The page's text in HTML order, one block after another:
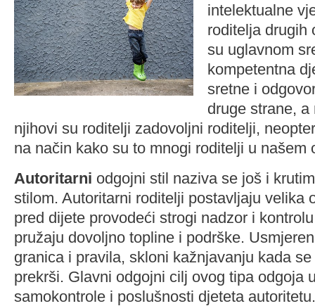
intelektualne
roditelja drugih
su uglavnom
kompetentna
sretne i
druge strane,
njihovi su roditelji zadovoljni roditelji,
na način kako su to mnogi roditelji u našem
Autoritarni odgojni stil naziva se još i
stilom. Autoritarni roditelji postavljaju velika
pred dijete provodeći strogi nadzor i
pružaju dovoljno topline i podrške.
granica i pravila, skloni kažnjavanju kada
prekrši. Glavni odgojni cilj ovog tipa odgoja
samokontrole i poslušnosti djeteta